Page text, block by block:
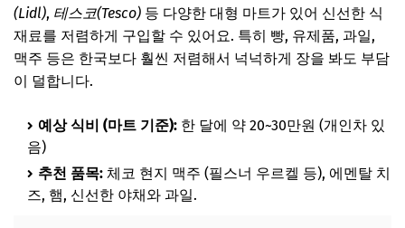
(Lidl), 테스코(Tesco) 등 다양한 대형 마트가 있어 신선한 식
재료를 저렴하게 구입할 수 있어요. 특히 빵, 유제품, 과일,
맥주 등은 한국보다 훨씬 저렴해서 넉넉하게 장을 봐도 부담
이 덜합니다.
예상 식비 (마트 기준): 한 달에 약 20~30만원 (개인차 있
음)
추천 품목: 체코 현지 맥주 (필스너 우르켈 등), 에멘탈 치
즈, 햄, 신선한 야채와 과일.